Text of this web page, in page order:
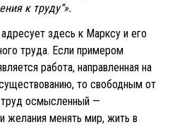
к труду“».
здесь к Марксу и его
труда. Если примером
работа, направленная на
то свободным от
труд осмысленный —
желания менять мир, жить в